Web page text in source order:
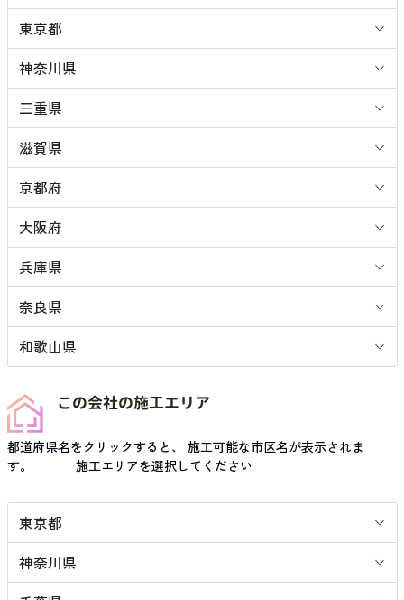
東京都
神奈川県
三重県
滋賀県
京都府
大阪府
兵庫県
奈良県
和歌山県
この会社の施工エリア
都道府県名をクリックすると、 施工可能な市区名が表示されま
す。 施工エリアを選択してください
東京都
神奈川県